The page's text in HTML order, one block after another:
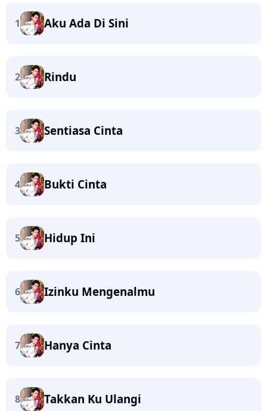
1 Aku Ada Di Sini
2 Rindu
3 Sentiasa Cinta
4 Bukti Cinta
5 Hidup Ini
6 Izinku Mengenalmu
7 Hanya Cinta
8 Takkan Ku Ulangi